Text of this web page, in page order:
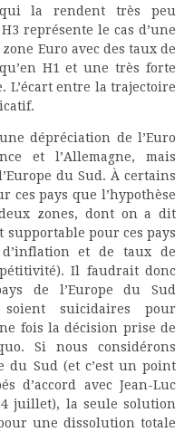
qui la rendent très peu
représente le cas d’une
Euro avec des taux de
H1 et une très forte
L’écart entre la trajectoire
dépréciation de l’Euro
et l’Allemagne, mais
du Sud. À certains
ces pays que l’hypothèse
zones, dont on a dit
supportable pour ces pays
et de taux de
Il faudrait donc
de l’Europe du Sud
soient suicidaires pour
fois la décision prise de
Si nous considérons
du Sud (et c’est un point
d’accord avec Jean-Luc
juillet), la seule solution
une dissolution totale